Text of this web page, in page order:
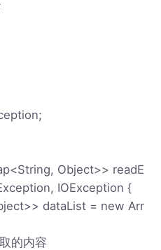
Object>> readE
IOException {
dataList = new Arr
的内容